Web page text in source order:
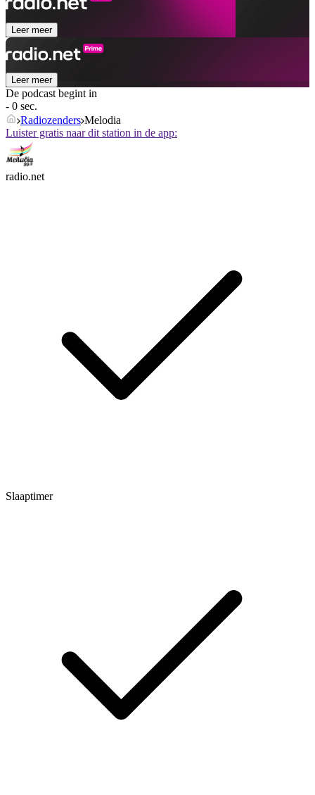
Leer meer
Leer meer
De podcast begint in
- 0 sec.
Radiozenders Melodia
Luister gratis naar dit station in de app:
radio.net
Slaaptimer